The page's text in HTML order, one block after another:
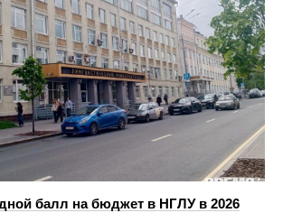
балл на бюджет в НГЛУ в 2026